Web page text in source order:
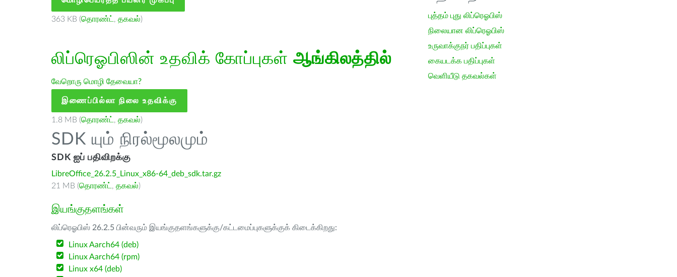
363 KB (தொரண்ட் , தகவல்)
லிப்ரெஓபிஸின் உதவிக் கோப்புகள் ஆங்கிலத்தில்
வேறொரு மொழி தேவையா?
இணைப்பில்லா நிலை உதவிக்கு
1.8 MB (தொரண்ட் , தகவல்)
SDK யும் நிரல்மூலமும்
SDK ஐப் பதிவிறக்கு
LibreOffice_26.2.5_Linux_x86-64_deb_sdk.tar.gz
21 MB (தொரண்ட் , தகவல்)
இயங்குதளங்கள்
லிப்ரெஓபிஸ் 26.2.5 பின்வரும் இயங்குதளங்களுக்கு/கட்டமைப்புகளுக்குக் கிடைக்கிறது:
Linux Aarch64 (deb)
Linux Aarch64 (rpm)
Linux x64 (deb)
புத்தம் புது லிப்ரெஓபிஸ்
நிலையான லிப்ரெஓபிஸ்
உருவாக்குநர் பதிப்புகள்
கையடக்க பதிப்புகள்
வெளியீடு தகவல்கள்